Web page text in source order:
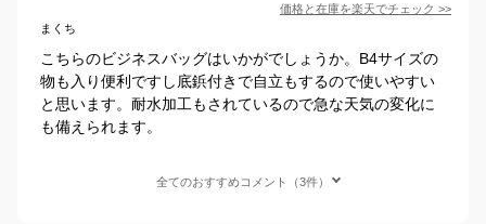
価格と在庫を楽天でチェック >>
まくち
こちらのビジネスバッグはいかがでしょうか。B4サイズの
物も入り便利ですし底鋲付きで自立もするので使いやすい
と思います。耐水加工もされているので急な天気の変化に
も備えられます。
全てのおすすめコメント（3件）